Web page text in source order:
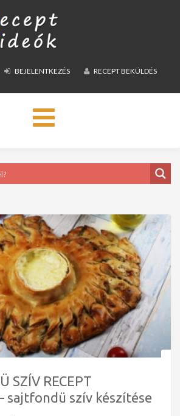
BEJELENTKEZÉS RECEPT BEKÜLDÉS
Toggle
navigation
SZÍV RECEPT
sajtfondü szív készítése